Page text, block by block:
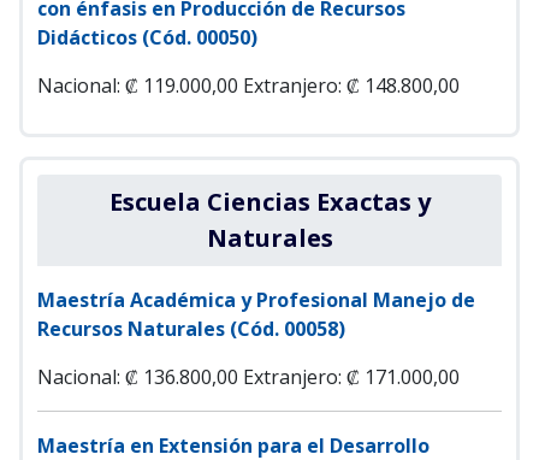
con énfasis en Producción de Recursos
Didácticos (Cód. 00050)
Nacional: ₡ 119.000,00 Extranjero: ₡ 148.800,00
Escuela Ciencias Exactas y
Naturales
Maestría Académica y Profesional Manejo de
Recursos Naturales (Cód. 00058)
Nacional: ₡ 136.800,00 Extranjero: ₡ 171.000,00
Maestría en Extensión para el Desarrollo